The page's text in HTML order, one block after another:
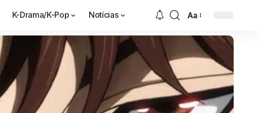
K-Drama/K-Pop Notícias Aa